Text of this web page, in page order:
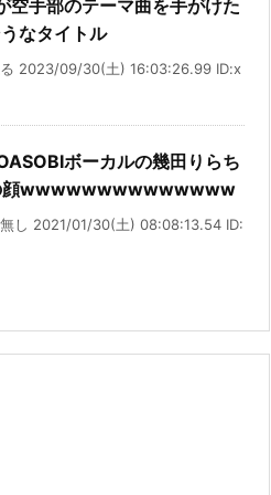
空手部のテーマ曲を手がけた
なタイトル
る 2023/09/30(土) 16:03:26.99 ID:x
ボーカルの幾田りらち
顔wwwwwwwwwwwwww
し 2021/01/30(土) 08:08:13.54 ID: